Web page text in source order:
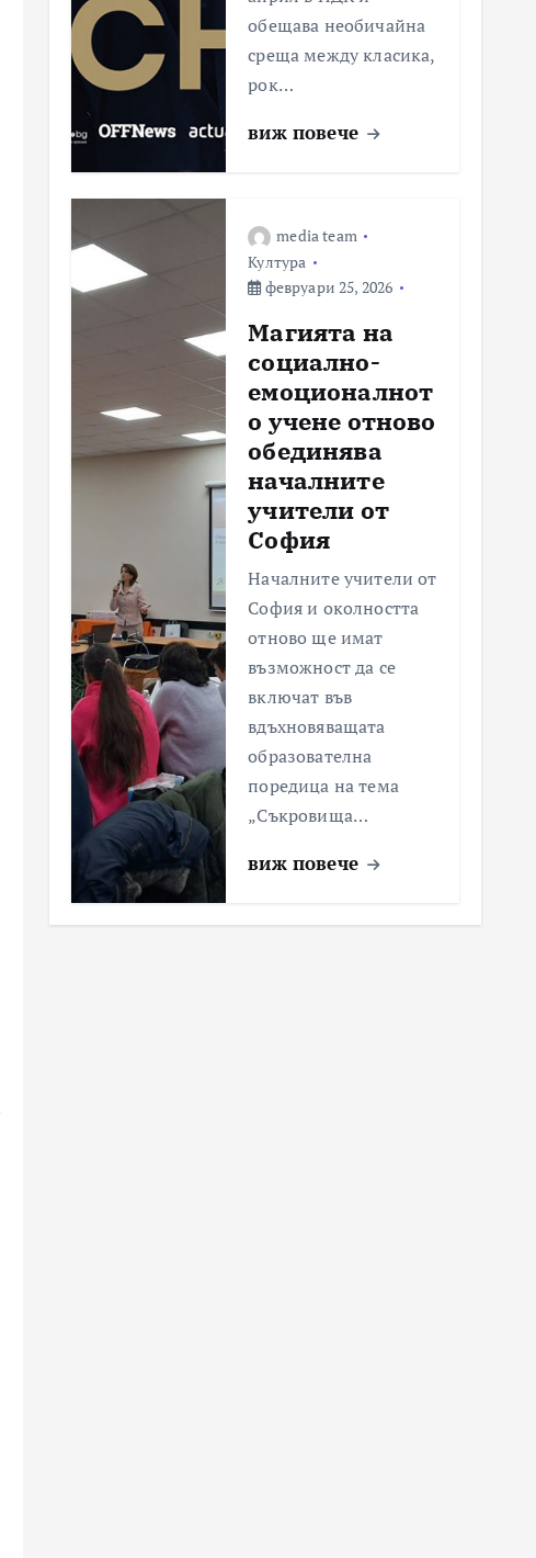
обещава необичайна
среща между класика,
рок…
виж повече
media team
Култура
февруари 25, 2026
Магията на
социално-
емоционалнот
о учене отново
обединява
началните
учители от
София
Началните учители от
София и околността
отново ще имат
възможност да се
включат във
вдъхновяващата
образователна
поредица на тема
„Съкровища…
виж повече